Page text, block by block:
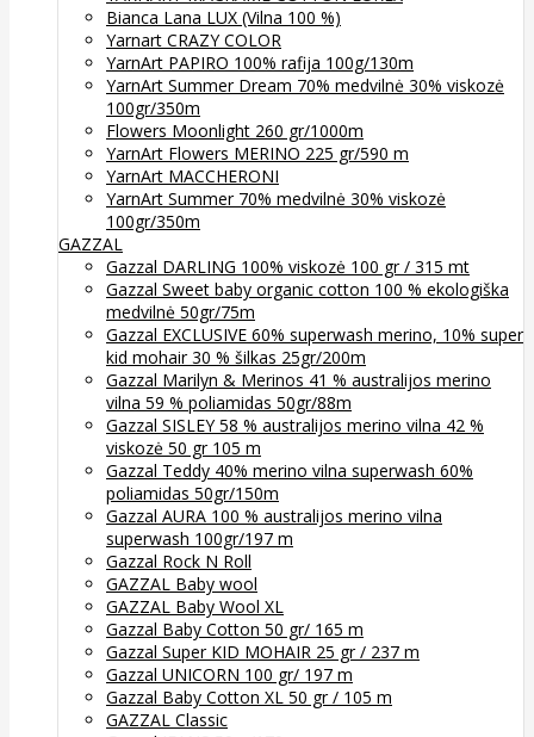
Bianca Lana LUX (Vilna 100 %)
Yarnart CRAZY COLOR
YarnArt PAPIRO 100% rafija 100g/130m
YarnArt Summer Dream 70% medvilnė 30% viskozė
100gr/350m
Flowers Moonlight 260 gr/1000m
YarnArt Flowers MERINO 225 gr/590 m
YarnArt MACCHERONI
YarnArt Summer 70% medvilnė 30% viskozė
100gr/350m
GAZZAL
Gazzal DARLING 100% viskozė 100 gr / 315 mt
Gazzal Sweet baby organic cotton 100 % ekologiška
medvilnė 50gr/75m
Gazzal EXCLUSIVE 60% superwash merino, 10% super
kid mohair 30 % šilkas 25gr/200m
Gazzal Marilyn & Merinos 41 % australijos merino
vilna 59 % poliamidas 50gr/88m
Gazzal SISLEY 58 % australijos merino vilna 42 %
viskozė 50 gr 105 m
Gazzal Teddy 40% merino vilna superwash 60%
poliamidas 50gr/150m
Gazzal AURA 100 % australijos merino vilna
superwash 100gr/197 m
Gazzal Rock N Roll
GAZZAL Baby wool
GAZZAL Baby Wool XL
Gazzal Baby Cotton 50 gr/ 165 m
Gazzal Super KID MOHAIR 25 gr / 237 m
Gazzal UNICORN 100 gr/ 197 m
Gazzal Baby Cotton XL 50 gr / 105 m
GAZZAL Classic